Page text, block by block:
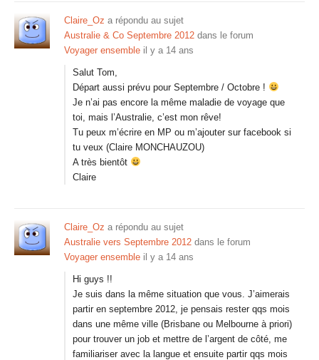
Claire_Oz a répondu au sujet
Australie & Co Septembre 2012 dans le forum
Voyager ensemble il y a 14 ans
Salut Tom,
Départ aussi prévu pour Septembre / Octobre !
Je n’ai pas encore la même maladie de voyage que
toi, mais l’Australie, c’est mon rêve!
Tu peux m’écrire en MP ou m’ajouter sur facebook si
tu veux (Claire MONCHAUZOU)
A très bientôt
Claire
Claire_Oz a répondu au sujet
Australie vers Septembre 2012 dans le forum
Voyager ensemble il y a 14 ans
Hi guys !!
Je suis dans la même situation que vous. J’aimerais
partir en septembre 2012, je pensais rester qqs mois
dans une même ville (Brisbane ou Melbourne à priori)
pour trouver un job et mettre de l’argent de côté, me
familiariser avec la langue et ensuite partir qqs mois